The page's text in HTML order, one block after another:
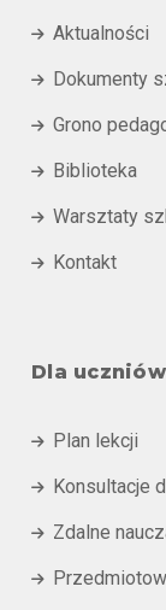
 Aktualności
 Dokumenty
 Grono
 Biblioteka
 Warsztaty
 Kontakt
Dla uczniów
 Plan lekcji
 Konsultacje
 Zdalne
